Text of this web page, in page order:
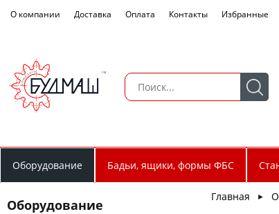
О компании Доставка Оплата Контакты Избранные
Оборудование Бадьи, ящики, формы ФБС
Оборудование
Главная ►